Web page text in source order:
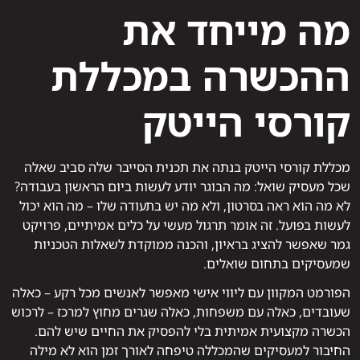
מה מייחד את
ההכשרה במכללת
קורסי הייטק
מכללת קורסי הייטק בנתה את תכנית הסייבר שלה סביב שאלה
שכל מעסיק שואל: מה הבוגר יודע לעשות ביום הראשון בעבודה?
לא מה הוא ראה בסרטון, ולא מה יש בתעודה שלו – מה הוא יכול
לעשות בפועל. זה אומר תרגול מעשי על כלים אמיתיים, פרויקט
גמר שאפשר להציג בראיון, והכנה ממוקדת לשאלות הטכניות
שמעסיקים בתחום שואלים.
הפורמט המקוון עם ליווי אישי מאפשר לאנשים מכל רקע – כאלה
שעובדים, כאלה עם משפחות, כאלה שגרים מחוץ למרכז – לרכוש
הכשרה מקצועית אמיתית בלי להפסיק את החיים שיש להם.
החיבור למעסיקים שהמכללה טיפחה לאורך זמן הוא לא מילה